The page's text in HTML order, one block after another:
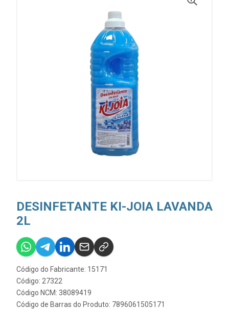
DESINFETANTE KI-JOIA LAVANDA
2L
Código do Fabricante: 15171
Código: 27322
Código NCM: 38089419
Código de Barras do Produto: 7896061505171